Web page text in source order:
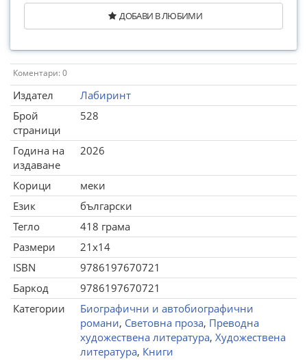
ДОБАВИ В ЛЮБИМИ
Коментари: 0
Издател
Лабиринт
Брой
страници
528
Година на
издаване
2026
Корици
меки
Език
български
Тегло
418 грама
Размери
21x14
ISBN
9786197670721
Баркод
9786197670721
Категории
Биографични и автобиографични
романи, Световна проза, Преводна
художествена литература, Художествена
литература, Книги